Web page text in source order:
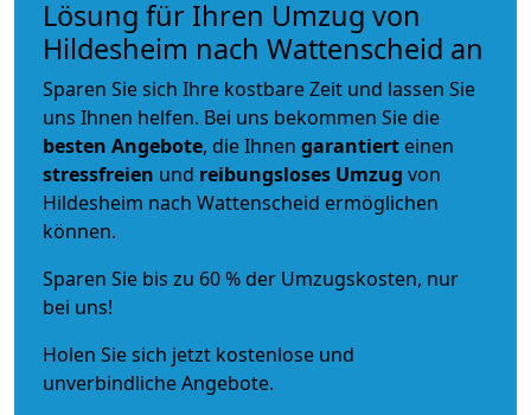
Lösung für Ihren Umzug von
Hildesheim nach Wattenscheid an
Sparen Sie sich Ihre kostbare Zeit und lassen Sie
uns Ihnen helfen. Bei uns bekommen Sie die
besten Angebote, die Ihnen garantiert einen
stressfreien und reibungsloses Umzug von
Hildesheim nach Wattenscheid ermöglichen
können.
Sparen Sie bis zu 60 % der Umzugskosten, nur
bei uns!
Holen Sie sich jetzt kostenlose und
unverbindliche Angebote.